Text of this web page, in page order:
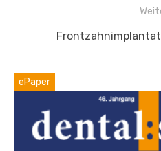
Nächster
ePaper